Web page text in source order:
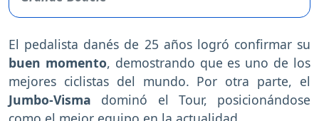
El pedalista danés de 25 años logró confirmar su
buen momento, demostrando que es uno de los
mejores ciclistas del mundo. Por otra parte, el
Jumbo-Visma dominó el Tour, posicionándose